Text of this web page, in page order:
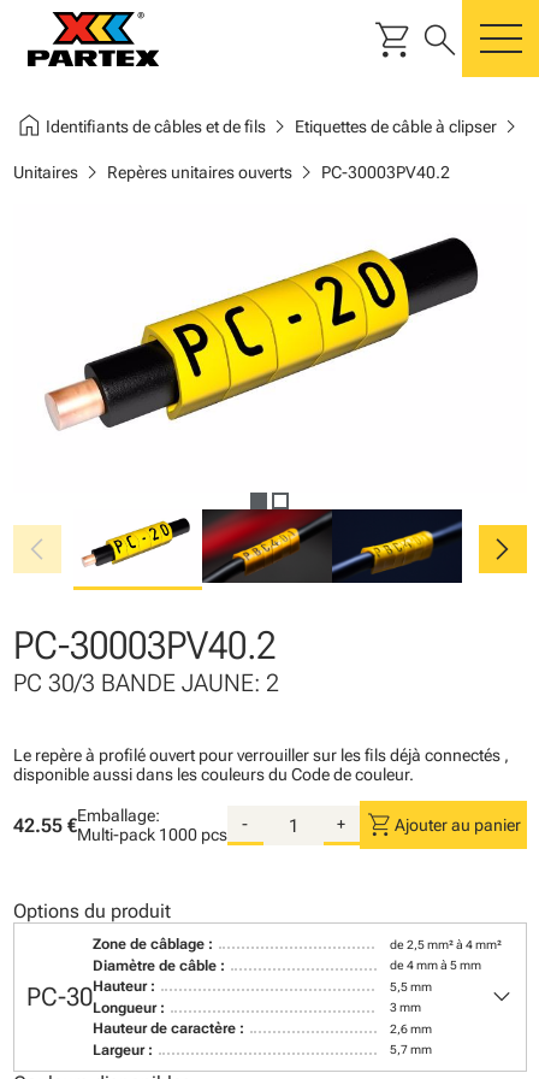
shopping_cart search
home Identifiants de câbles et de filschevron_right Etiquettes de câble à clipserchevron_right
Unitaireschevron_right Repères unitaires ouvertschevron_right PC-30003PV40.2
chevron_left chevron_right
PC-30003PV40.2
PC 30/3 BANDE JAUNE: 2
Le repère à profilé ouvert pour verrouiller sur les fils déjà connectés ,
disponible aussi dans les couleurs du Code de couleur.
42.55 €Emballage:
Multi-pack 1000 pcs
- + shopping_cart Ajouter au panier
Options du produit
PC-30
Zone de câblage : de 2,5 mm² à 4 mm²
Diamètre de câble : de 4 mm à 5 mm
Hauteur : 5,5 mm
Longueur : 3 mm
Hauteur de caractère : 2,6 mm
Largeur : 5,7 mm
keyboard_arrow_down